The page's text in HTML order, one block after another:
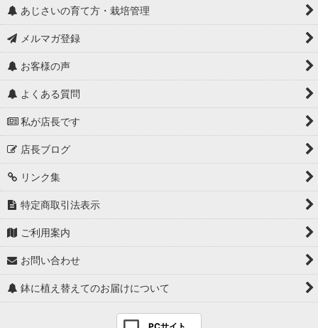
あじさいの育て方・栽培管理
メルマガ登録
お客様の声
よくある質問
私が店長です
店長ブログ
リンク集
特定商取引法表示
ご利用案内
お問い合わせ
鉢に植え替えてのお届けについて